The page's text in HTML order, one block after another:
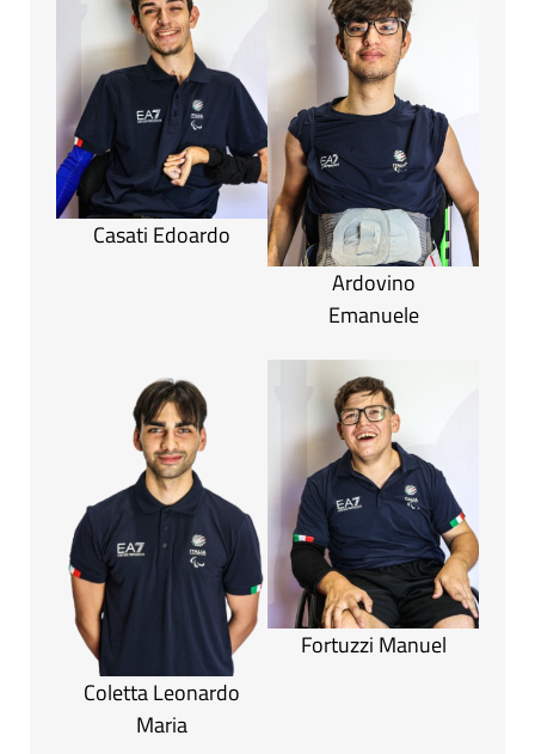
Casati Edoardo
Ardovino
Emanuele
Coletta Leonardo
Maria
Fortuzzi Manuel